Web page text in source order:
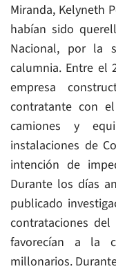
Miranda, Kelyneth
habían sido
Nacional, por la
calumnia. Entre el
empresa
contratante con
camiones y
instalaciones de
intención de
Durante los días
publicado
contrataciones
favorecían a la
millonarios.